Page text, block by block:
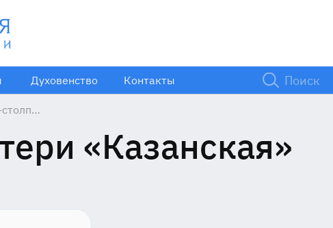
Духовенство Контакты
«Казанская»